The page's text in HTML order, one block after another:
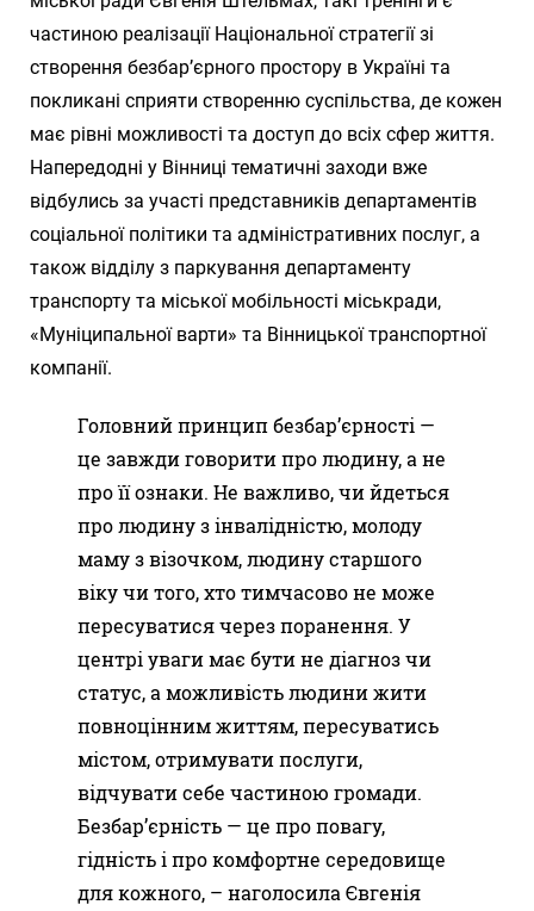
частиною реалізації Національної стратегії зі
створення безбар’єрного простору в Україні та
покликані сприяти створенню суспільства, де кожен
має рівні можливості та доступ до всіх сфер життя.
Напередодні у Вінниці тематичні заходи вже
відбулись за участі представників департаментів
соціальної політики та адміністративних послуг, а
також відділу з паркування департаменту
транспорту та міської мобільності міськради,
«Муніципальної варти» та Вінницької транспортної
компанії.
Головний принцип безбар’єрності —
це завжди говорити про людину, а не
про її ознаки. Не важливо, чи йдеться
про людину з інвалідністю, молоду
маму з візочком, людину старшого
віку чи того, хто тимчасово не може
пересуватися через поранення. У
центрі уваги має бути не діагноз чи
статус, а можливість людини жити
повноцінним життям, пересуватись
містом, отримувати послуги,
відчувати себе частиною громади.
Безбар’єрність — це про повагу,
гідність і про комфортне середовище
для кожного, – наголосила Євгенія